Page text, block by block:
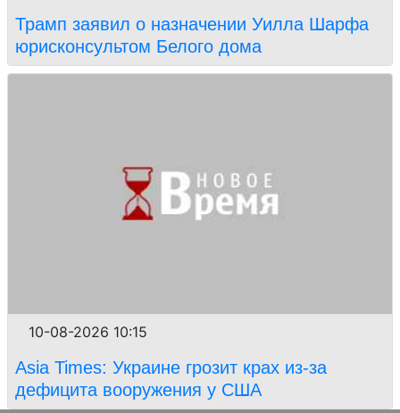
Трамп заявил о назначении Уилла Шарфа
юрисконсультом Белого дома
10-08-2026 10:15
Asia Times: Украине грозит крах из-за
дефицита вооружения у США